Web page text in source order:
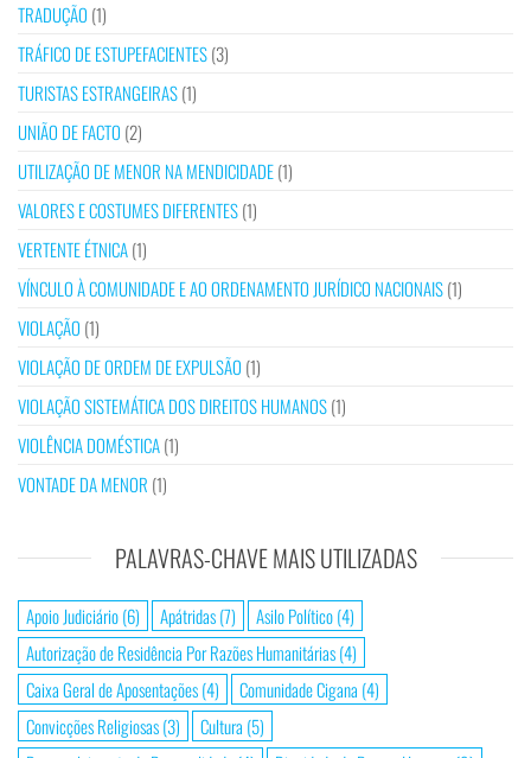
TRADUÇÃO (1)
TRÁFICO DE ESTUPEFACIENTES(3)
TURISTAS ESTRANGEIRAS(1)
UNIÃO DE FACTO (2)
UTILIZAÇÃO DE MENOR NA MENDICIDADE(1)
VALORES E COSTUMES DIFERENTES(1)
VERTENTE ÉTNICA(1)
VÍNCULO À COMUNIDADE E AO ORDENAMENTO JURÍDICO NACIONAIS(1)
VIOLAÇÃO (1)
VIOLAÇÃO DE ORDEM DE EXPULSÃO (1)
VIOLAÇÃO SISTEMÁTICA DOS DIREITOS HUMANOS(1)
VIOLÊNCIA DOMÉSTICA(1)
VONTADE DA MENOR (1)
PALAVRAS-CHAVE MAIS UTILIZADAS
Apoio Judiciário(6) Apátridas(7) Asilo Político(4)
Autorização de Residência Por Razões Humanitárias(4)
Caixa Geral de Aposentações(4) Comunidade Cigana (4)
Convicções Religiosas(3) Cultura (5)